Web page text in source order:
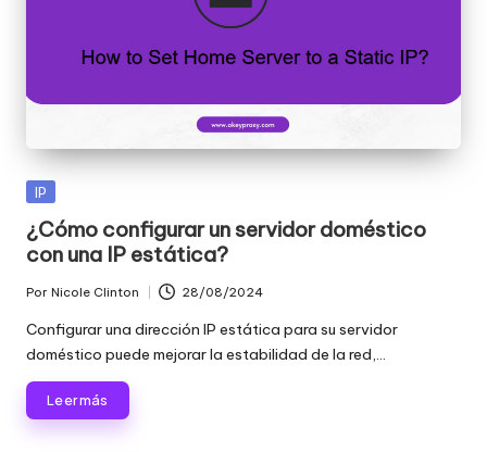
Publicada
IP
¿Cómo configurar un servidor doméstico
con una IP estática?
Publicado
por
Por Nicole Clinton 28/08/2024
Configurar una dirección IP estática para su servidor
doméstico puede mejorar la estabilidad de la red,...
Leer más